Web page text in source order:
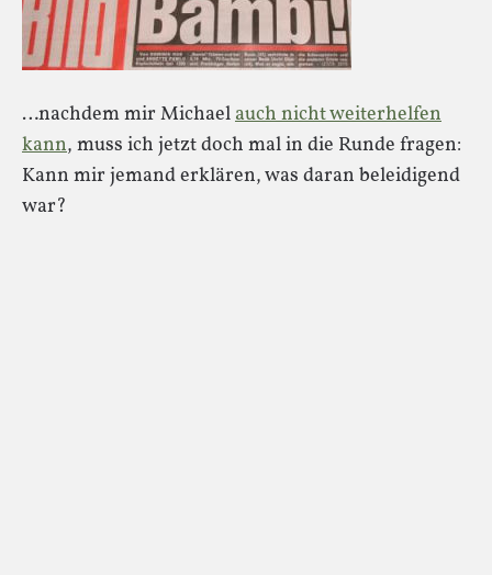
…nachdem mir Michaelauch nicht weiterhelfen
kann, muss ich jetzt doch mal in die Runde fragen:
Kann mir jemand erklären, was daran beleidigend
war?